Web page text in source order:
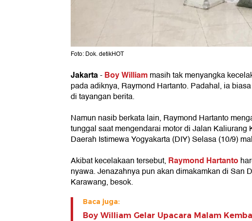
Foto: Dok. detikHOT
Jakarta-Boy Williammasih tak menyangka
pada adiknya, Raymond Hartanto. Padahal, ia
di tayangan berita.
Namun nasib berkata lain, Raymond Hartanto
tunggal saat mengendarai motor di Jalan Kaliurang
Daerah Istimewa Yogyakarta (DIY) Selasa (10/9)
Akibat kecelakaan tersebut, Raymond Hartanto
nyawa. Jenazahnya pun akan dimakamkan di San
Karawang, besok.
Baca juga:
Boy William Gelar Upacara Malam